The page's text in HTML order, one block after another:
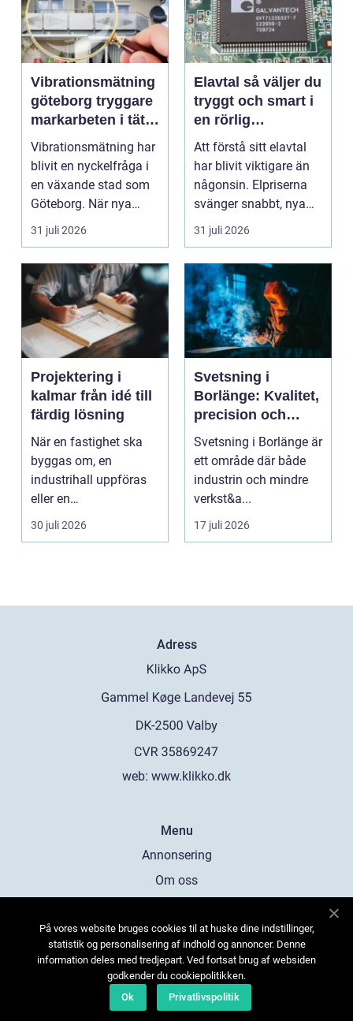
Vibrationsmätning
göteborg tryggare
markarbeten i tät
stadsmiljö
Vibrationsmätning har
blivit en nyckelfråga i
en växande stad som
Göteborg. När nya
bostäder, broar,...
31 juli 2026
Elavtal så väljer du
tryggt och smart i
en rörlig
elmarknad
Att förstå sitt elavtal
har blivit viktigare än
någonsin. Elpriserna
svänger snabbt, nya
typer av av...
31 juli 2026
Projektering i
kalmar från idé till
färdig lösning
När en fastighet ska
byggas om, en
industrihall uppföras
eller en
lantbruksanläggning
moderniseras ä...
30 juli 2026
Svetsning i
Borlänge: Kvalitet,
precision och
hållbara
konstruktioner
Svetsning i Borlänge är
ett område där både
industrin och mindre
verkst&a...
17 juli 2026
Adress
web: www.klikko.dk
Menu
Annonsering
Om oss
Kontakta oss
Sitemap
På vores website bruges cookies til at huske dine indstillinger,
statistik og personalisering af indhold og annoncer. Denne
information deles med tredjepart. Ved fortsat brug af websiden
godkender du cookiepolitikken.
Ok
Privatlivspolitik